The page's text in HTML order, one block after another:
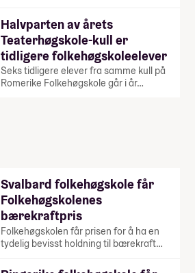
Halvparten av årets
Teaterhøgskole-kull er
tidligere folkehøgskoleelever
Seks tidligere elever fra samme kull på
Romerike Folkehøgskole går i år…
Svalbard folkehøgskole får
Folkehøgskolenes
bærekraftpris
Folkehøgskolen får prisen for å ha en
tydelig bevisst holdning til bærekraft…